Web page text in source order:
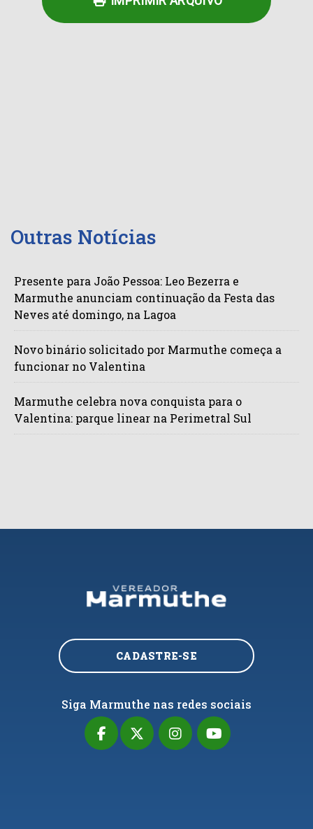
Outras Notícias
Presente para João Pessoa: Leo Bezerra e
Marmuthe anunciam continuação da Festa das
Neves até domingo, na Lagoa
Novo binário solicitado por Marmuthe começa a
funcionar no Valentina
Marmuthe celebra nova conquista para o
Valentina: parque linear na Perimetral Sul
CADASTRE-SE
Siga Marmuthe nas redes sociais